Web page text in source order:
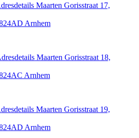
Maarten Gorisstraat 17,
Arnhem
Maarten Gorisstraat 18,
Arnhem
Maarten Gorisstraat 19,
Arnhem